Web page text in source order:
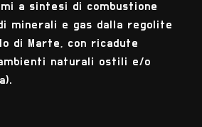
a sintesi di combustione
minerali e gas dalla regolite
di Marte, con ricadute
naturali ostili e/o